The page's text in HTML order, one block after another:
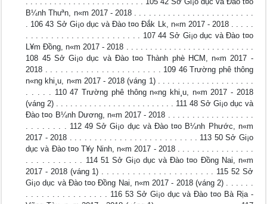
B¼nh Thuªn, n«m 2017 - 2018 . . . . . . . . . . . . . . . . . . . . . . . . .
. 106 43 Sở Gi¡o dục và Đào t¤o Đắk L­k, n«m 2017 - 2018 . . . . .
. . . . . . . . . . . . . . . . . . . . . . . 107 44 Sở Gi¡o dục và Đào t¤o
L¥m Đồng, n«m 2017 - 2018 . . . . . . . . . . . . . . . . . . . . . . . . . . .
108 45 Sở Gi¡o dục và Đào t¤o Thành phè HCM, n«m 2017 -
2018 . . . . . . . . . . . . . . . . . . . . . . . 109 46 Trường phê thông
n«ng khi¸u, n«m 2017 - 2018 (váng 1) . . . . . . . . . . . . . . . . . . . .
. . . . . 110 47 Trường phê thông n«ng khi¸u, n«m 2017 - 2018
(váng 2) . . . . . . . . . . . . . . . . . . . . . . . . . 111 48 Sở Gi¡o dục và
Đào t¤o B¼nh Dương, n«m 2017 - 2018 . . . . . . . . . . . . . . . . . .
. . . . . . . . 112 49 Sở Gi¡o dục và Đào t¤o B¼nh Phước, n«m
2017 - 2018 . . . . . . . . . . . . . . . . . . . . . . . . . . 113 50 Sở Gi¡o
dục và Đào t¤o T¥y Ninh, n«m 2017 - 2018 . . . . . . . . . . . . . . . .
. . . . . . . . . . . 114 51 Sở Gi¡o dục và Đào t¤o Đồng Nai, n«m
2017 - 2018 (váng 1) . . . . . . . . . . . . . . . . . . . . . . 115 52 Sở
Gi¡o dục và Đào t¤o Đồng Nai, n«m 2017 - 2018 (váng 2) . . . . . .
. . . . . . . . . . . . . . . . 116 53 Sở Gi¡o dục và Đào t¤o Bà Rịa -